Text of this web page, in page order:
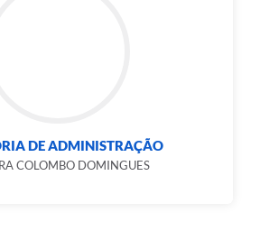
DE ADMINISTRAÇÃO
COLOMBO DOMINGUES